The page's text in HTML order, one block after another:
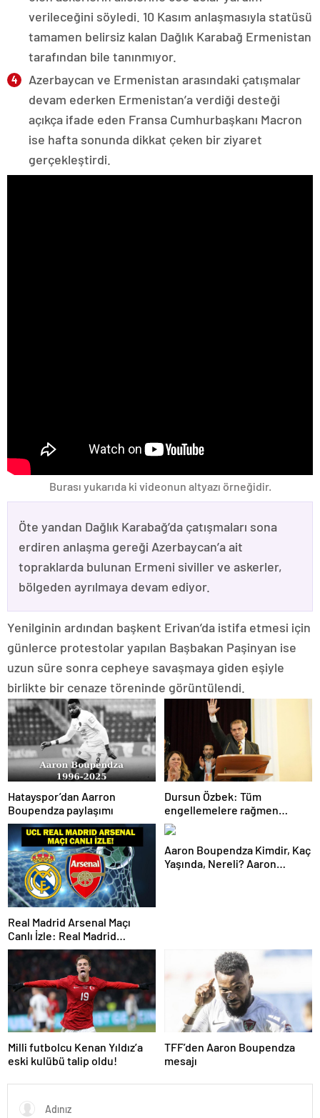
verileceğini söyledi. 10 Kasım anlaşmasıyla statüsü
tamamen belirsiz kalan Dağlık Karabağ Ermenistan
tarafından bile tanınmıyor.
Azerbaycan ve Ermenistan arasındaki çatışmalar
devam ederken Ermenistan’a verdiği desteği
açıkça ifade eden Fransa Cumhurbaşkanı Macron
ise hafta sonunda dikkat çeken bir ziyaret
gerçekleştirdi.
Burası yukarıda ki videonun altyazı örneğidir.
Öte yandan Dağlık Karabağ’da çatışmaları sona
erdiren anlaşma gereği Azerbaycan’a ait
topraklarda bulunan Ermeni siviller ve askerler,
bölgeden ayrılmaya devam ediyor.
Yenilginin ardından başkent Erivan’da istifa etmesi için
günlerce protestolar yapılan Başbakan Paşinyan ise
uzun süre sonra cepheye savaşmaya giden eşiyle
birlikte bir cenaze töreninde görüntülendi.
Hatayspor’dan Aarron
Boupendza paylaşımı
Dursun Özbek: Tüm
engellemelere rağmen
hedefimize ilerliyoruz
Real Madrid Arsenal Maçı
Canlı İzle: Real Madrid
Arsenal Maçı Hangi Kanalda?
Real Madrid Arsenal Maçı Ne
Zaman, Saat Kaçta? İşte Maç
Kadrosu
Aaron Boupendza Kimdir, Kaç
Yaşında, Nereli? Aaron
Milli futbolcu Kenan Yıldız’a
eski kulübü talip oldu!
TFF’den Aaron Boupendza
mesajı